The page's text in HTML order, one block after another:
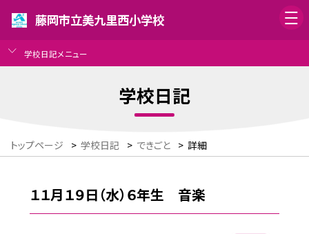
藤岡市立美九里西小学校
学校日記メニュー
学校日記
トップページ > 学校日記 > できごと > 詳細
１１月１９日（水）６年生 音楽